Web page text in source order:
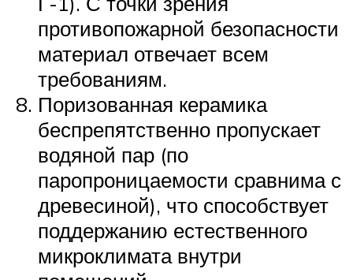
противопожарной безопасности
материал отвечает всем
требованиям.
Поризованная керамика
беспрепятственно пропускает
водяной пар (по
паропроницаемости сравнима с
древесиной), что способствует
поддержанию естественного
микроклимата внутри